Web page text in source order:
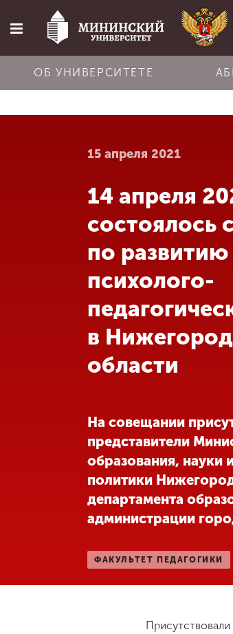
Главная
Об университете
Абитуриенту
Обучение
Международная
деятельность
Студенческая
Сведения об
образовательной
ОБ УНИВЕРСИТЕТЕ
15 апреля 2021
14 апреля
состоялось
по развитию
психолого-
в
области
На совещании
представители
образования,
политики
департамента
администрации
ФАКУЛЬТЕТ ПЕДАГОГИКИ